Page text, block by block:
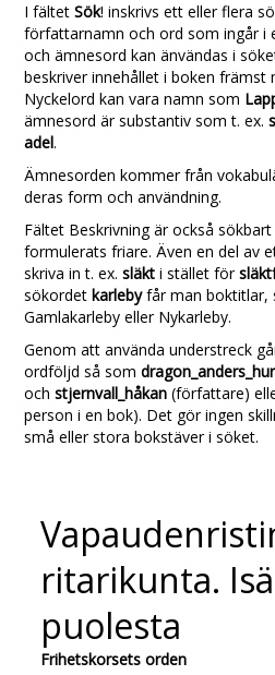
I fältetSök! inskrivs ett eller flera
författarnamn och ord som ingår i
och ämnesord kan änvändas i
beskriver innehållet i boken främst
Nyckelord kan vara namn som
ämnesord är substantiv som t. ex.
adel.
Ämnesorden kommer från
deras form och användning.
Fältet Beskrivning är också
formulerats friare. Även en del av
skriva in t. ex.släkti stället för
sökordetkarlebyfår man boktitlar,
Gamlakarleby eller Nykarleby.
Genom att använda understreck
ordföljd så som
ochstjernvall_håkan (författare)
person i en bok). Det gör ingen
små eller stora bokstäver i söket.
ritarikunta.
puolesta
Frihetskorsets orden